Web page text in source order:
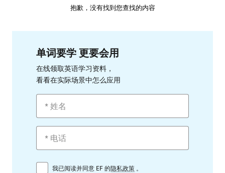
抱歉，没有找到您查找的内容
单词要学 更要会用
在线领取英语学习资料，
看看在实际场景中怎么应用
我已阅读并同意 EF 的隐私政策 。